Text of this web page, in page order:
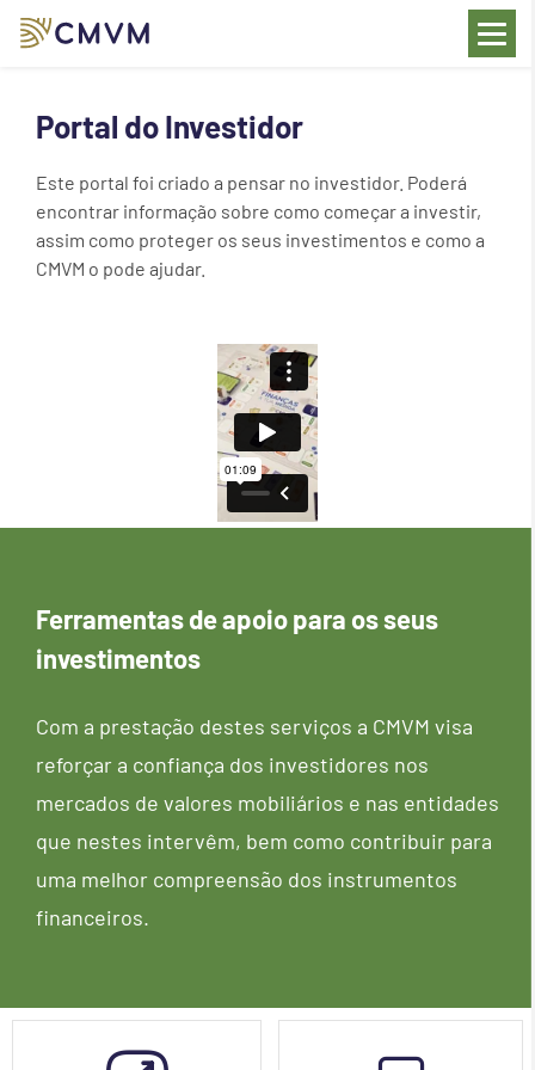
Portal do Investidor
Este portal foi criado a pensar no investidor. Poderá
encontrar informação sobre como começar a investir,
assim como proteger os seus investimentos e como a
CMVM o pode ajudar.
Ferramentas de apoio para os seus
investimentos
Com a prest​ação destes serviços a CMVM visa
reforçar a confiança dos investidores nos
mercados de valores mobiliários e nas entidades
que nestes intervêm, bem como contribuir para
uma melhor compreensão dos instrumentos
financeiros.